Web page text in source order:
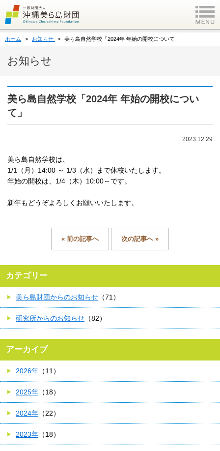
ホーム お知らせ 美ら島自然学校「2024年 年始の開校について」
お知らせ
美ら島自然学校「2024年 年始の開校につい
て」
2023.12.29
美ら島自然学校は、
1/1（月）14:00 ～ 1/3（水）まで休校いたします。
年始の開校は、1/4（木）10:00～です。
新年もどうぞよろしくお願いいたします。
« 前の記事へ 次の記事へ »
カテゴリー
美ら島財団からのお知らせ （71）
研究所からのお知らせ （82）
アーカイブ
2026年 （11）
2025年 （18）
2024年 （22）
2023年 （18）